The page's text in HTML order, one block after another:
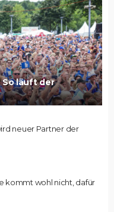
So läuft der
neuer Partner der
kommt wohl nicht, dafür